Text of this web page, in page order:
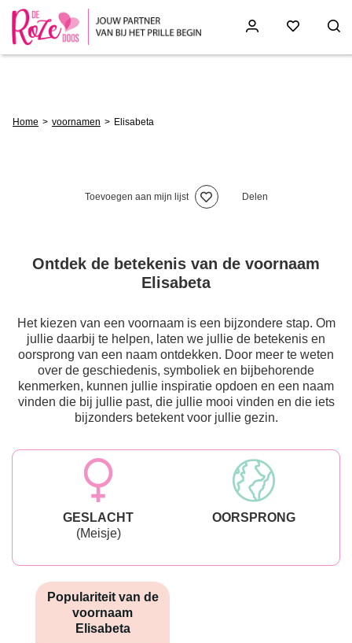
Home voornamen Elisabeta
Toevoegen aan mijn lijst Delen
Ontdek de betekenis van de voornaam
Elisabeta
Het kiezen van een voornaam is een bijzondere stap. Om
jullie daarbij te helpen, laten we jullie de betekenis en
oorsprong van een naam ontdekken. Door meer te weten
over de geschiedenis, symboliek en bijbehorende
kenmerken, kunnen jullie inspiratie opdoen en een naam
vinden die bij jullie past, die jullie mooi vinden en die iets
bijzonders betekent voor jullie gezin.
GESLACHT
(Meisje)
OORSPRONG
Populariteit van de
voornaam
Elisabeta